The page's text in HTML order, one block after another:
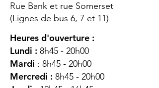
Rue Bank et rue Somerset
(Lignes de bus 6, 7 et 11)
Heures d'ouverture :
Lundi : 8h45 - 20h00
Mardi : 8h45 - 20h00
Mercredi : 8h45 - 20h00